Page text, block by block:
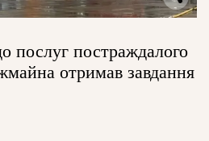
послуг постраждалого
отримав завдання